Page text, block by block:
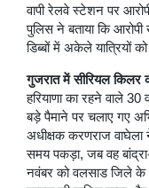
वापी रेलवे स्टेशन पर
पुलिस ने बताया कि
डिब्बों में अकेले यात्रियों को
गुजरात में सीरियल किलर
हरियाणा का रहने वाले 30
बड़े पैमाने पर चलाए गए
अधीक्षक करणराज वाघेला
समय पकड़ा, जब वह
नवंबर को वलसाड जिले के